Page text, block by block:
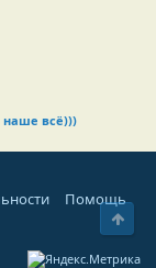
наше всё)))
Помощь